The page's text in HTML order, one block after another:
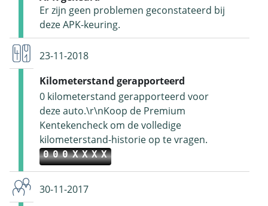
Er zijn geen problemen geconstateerd bij
deze APK-keuring.
23-11-2018
Kilometerstand gerapporteerd
0 kilometerstand gerapporteerd voor
deze auto.\r\nKoop de Premium
Kentekencheck om de volledige
kilometerstand-historie op te vragen.
000XXXX
30-11-2017